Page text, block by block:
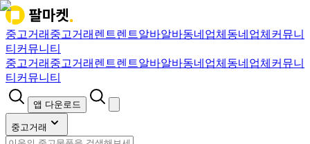
중고거래 중고거래 렌트렌트알바알바동네업체 동네업체 커뮤니
티 커뮤니티
중고거래 중고거래 렌트렌트알바알바동네업체 동네업체 커뮤니
티 커뮤니티
앱 다운로드
중고거래